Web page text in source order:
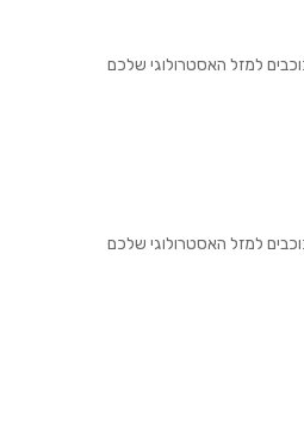
למזל האסטרולוגי שלכם
למזל האסטרולוגי שלכם